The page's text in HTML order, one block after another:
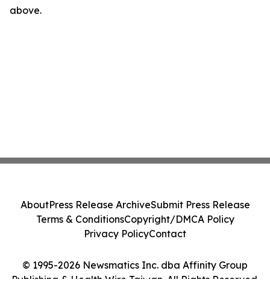
above.
© 1995-2026 Newsmatics Inc. dba Affinity Group
Publishing & Health Wire Taiwan. All Rights Reserved.
AboutPress Release ArchiveSubmit Press Release
Terms & ConditionsCopyright/DMCA Policy
Privacy PolicyContact